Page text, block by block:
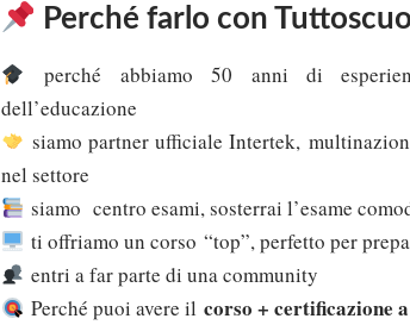
Perché farlo con
perché abbiamo 50 anni di
dell’educazione
siamo partner ufficiale Intertek,
nel settore
siamo centro esami, sosterrai l’esame
ti offriamo un corso “top”, perfetto per
entri a far parte di una community
Perché puoi avere il corso + certificazione